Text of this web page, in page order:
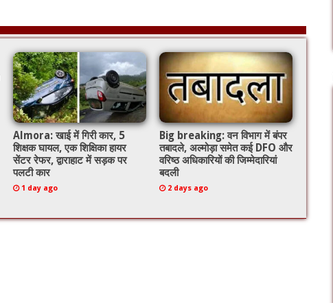
Almora: खाई में गिरी कार, 5
शिक्षक घायल, एक शिक्षिका हायर
सेंटर रेफर, द्वाराहाट में सड़क पर
पलटी कार
1 day ago
Big breaking: वन विभाग में बंपर
तबादले, अल्मोड़ा समेत कई DFO और
वरिष्ठ अधिकारियों की जिम्मेदारियां
बदली
2 days ago